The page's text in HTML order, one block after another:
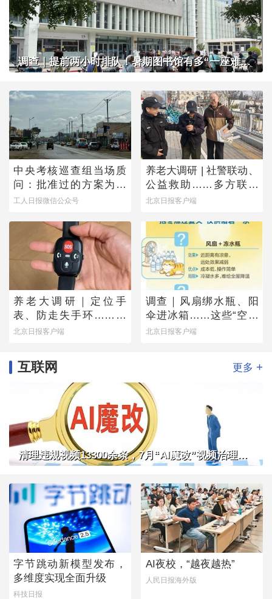
调查｜提前两小时排队！暑期图书馆有多“一座难求”？
中央考核巡查组当场质
问：批准过的方案为何
不执行？
工人日报微信公众号
养老大调研 | 社警联动、
公益救助……多方联手
撑起防走失网络
北京日报客户端
养老大调研｜定位手
表、防走失手环……老
人为何不愿用？
北京日报客户端
调查｜风扇绑水瓶、阳
伞进冰箱……这些“空调
平替”管用吗？
北京日报客户端
互联网 更多 +
清理违规视频13300余条，7月“AI魔改”视频治理成果公布
字节跳动新模型发布，
多维度实现全面升级
科技日报
AI夜校，“越夜越热”
人民日报海外版